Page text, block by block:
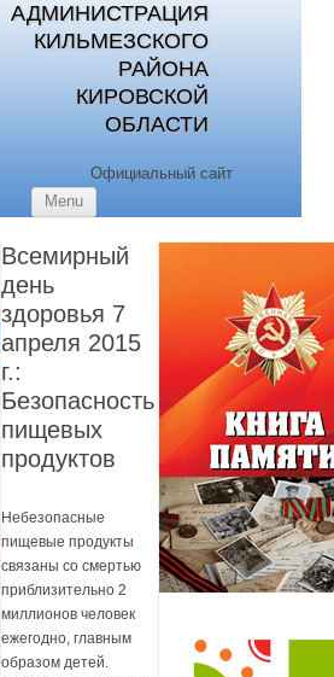
АДМИНИСТРАЦИЯ
КИЛЬМЕЗСКОГО
РАЙОНА
КИРОВСКОЙ
ОБЛАСТИ
Официальный сайт
Menu
Всемирный
день
здоровья 7
апреля 2015
г.:
Безопасность
пищевых
продуктов
Небезопасные
пищевые продукты
связаны со смертью
приблизительно 2
миллионов человек
ежегодно, главным
образом детей.